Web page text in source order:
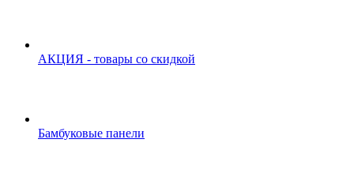
АКЦИЯ - товары со скидкой
Бамбуковые панели